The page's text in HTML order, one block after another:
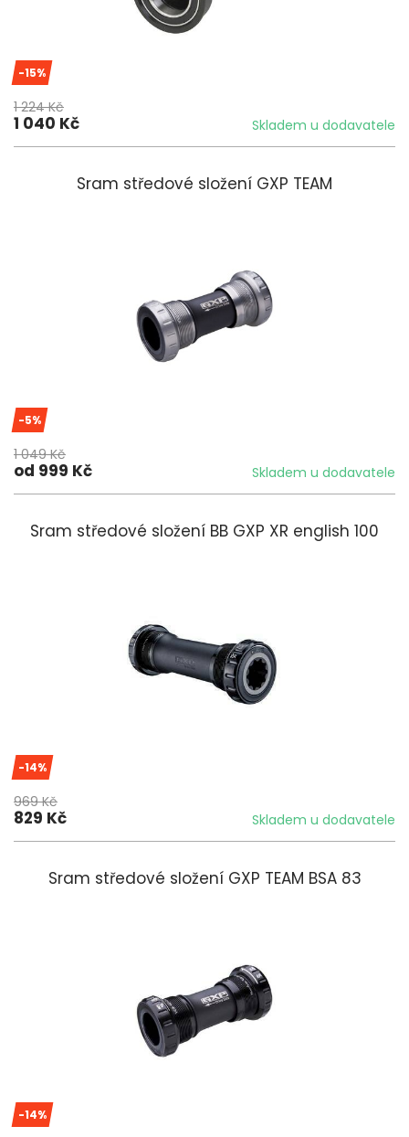
-15%
1 224 Kč
1 040 Kč Skladem u dodavatele
Sram středové složení GXP TEAM
-5%
1 049 Kč
od 999 Kč Skladem u dodavatele
Sram středové složení BB GXP XR english 100
-14%
969 Kč
829 Kč Skladem u dodavatele
Sram středové složení GXP TEAM BSA 83
-14%